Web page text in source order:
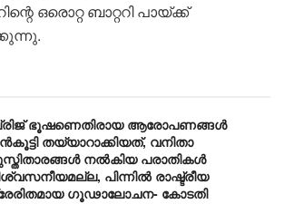
ഒരൊറ്റ ബാറ്ററി പായ്ക്ക്
ഭൂഷണെതിരായ ആരോപണങ്ങൾ
തയ്യാറാക്കിയത്, വനിതാ
നൽകിയ പരാതികൾ
പിന്നിൽ രാഷ്ട്രീയ
ഗൂഢാലോചന- കോടതി